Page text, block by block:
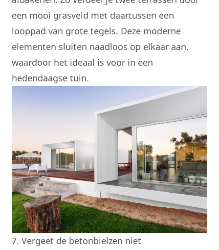
een mooi grasveld met daartussen een
looppad van grote tegels. Deze moderne
elementen sluiten naadloos op elkaar aan,
waardoor het ideaal is voor in een
hedendaagse tuin.
7. Vergeet de betonbielzen niet